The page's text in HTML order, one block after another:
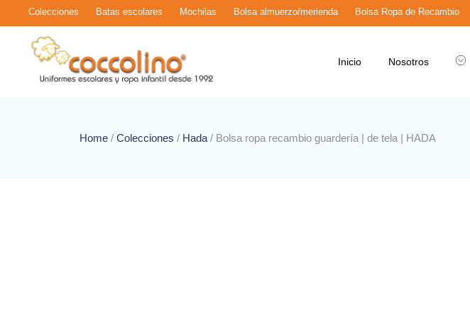
Colecciones Batas escolares Mochilas Bolsa almuerzo/merienda Bolsa Ropa de Recambio
Inicio Nosotros
Home / Colecciones / Hada / Bolsa ropa recambio guardería | de tela | HADA